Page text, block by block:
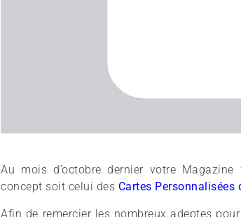
Au mois d’octobre dernier votre
concept soit celui des Cartes Personnalisées
Afin de remercier les nombreux adeptes